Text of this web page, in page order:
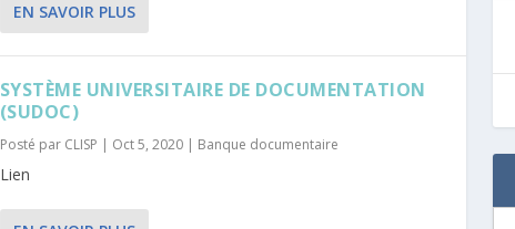
EN SAVOIR PLUS
SYSTÈME UNIVERSITAIRE DE DOCUMENTATION
(SUDOC)
Posté par CLISP | Oct 5, 2020| Banque documentaire
Lien